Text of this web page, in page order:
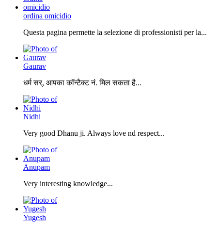
ordina omicidio
Questa pagina permette la selezione di professionisti per la...
Gaurav
धर्म सर्, आपका कॉन्टैक्ट नं. मिल सकता है...
Nidhi
Very good Dhanu ji. Always love nd respect...
Anupam
Very interesting knowledge...
Yugesh